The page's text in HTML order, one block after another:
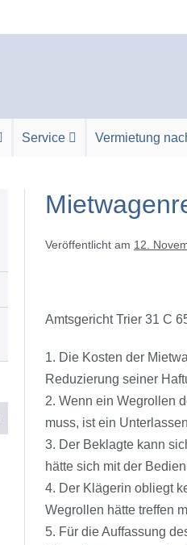
Service Vermietung
Veröffentlicht am 12.
Amtsgericht Trier 31 C
1. Die Kosten der
Reduzierung seiner
2. Wenn ein Wegrollen
muss, ist ein
3. Der Beklagte kann
hätte sich mit der
4. Der Klägerin obliegt
Wegrollen hätte treffen
5. Für die Auffassung